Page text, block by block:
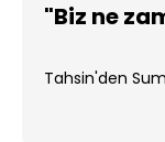
"Biz ne
Tahsin'den